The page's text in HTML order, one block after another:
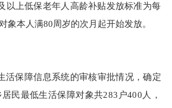
以上低保老年人高龄补贴发放标准为每
象本人满80周岁的次月起开始发放。
活保障信息系统的审核审批情况，确定
民最低生活保障对象共283 户400 人，